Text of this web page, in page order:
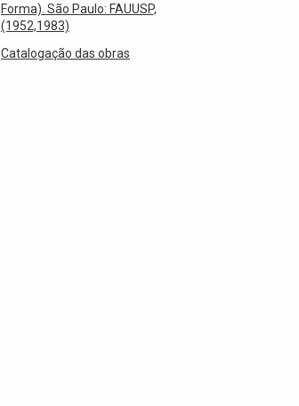
Forma). São Paulo: FAUUSP,
(1952,1983)
Catalogação das obras